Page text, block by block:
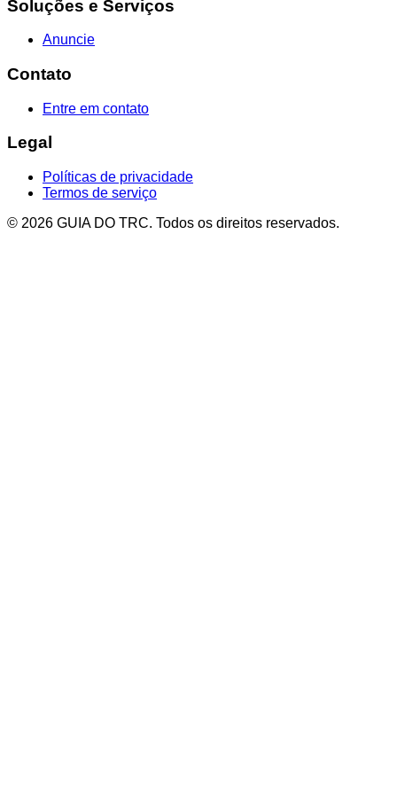
Soluções e Serviços
Anuncie
Contato
Entre em contato
Legal
Políticas de privacidade
Termos de serviço
© 2026 GUIA DO TRC. Todos os direitos reservados.